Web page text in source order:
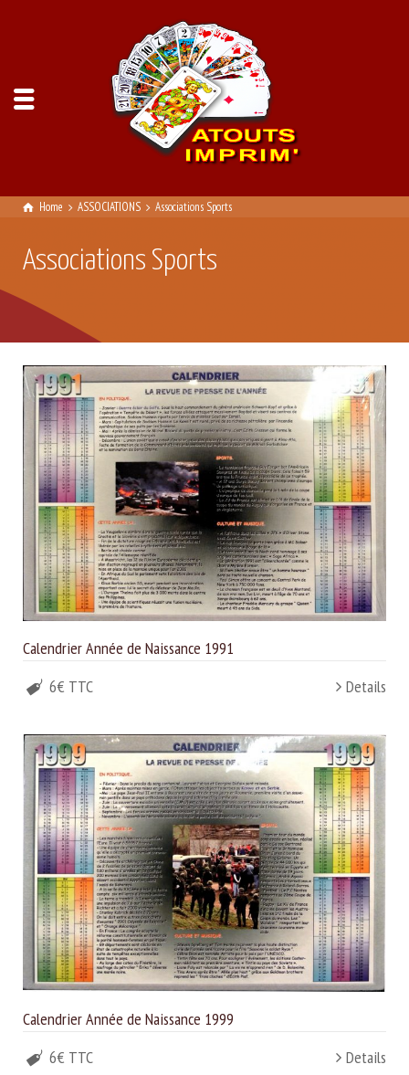
Home ASSOCIATIONS Associations Sports
Associations Sports
Calendrier Année de Naissance 1991
6€ TTC
Details
Calendrier Année de Naissance 1999
6€ TTC
Details